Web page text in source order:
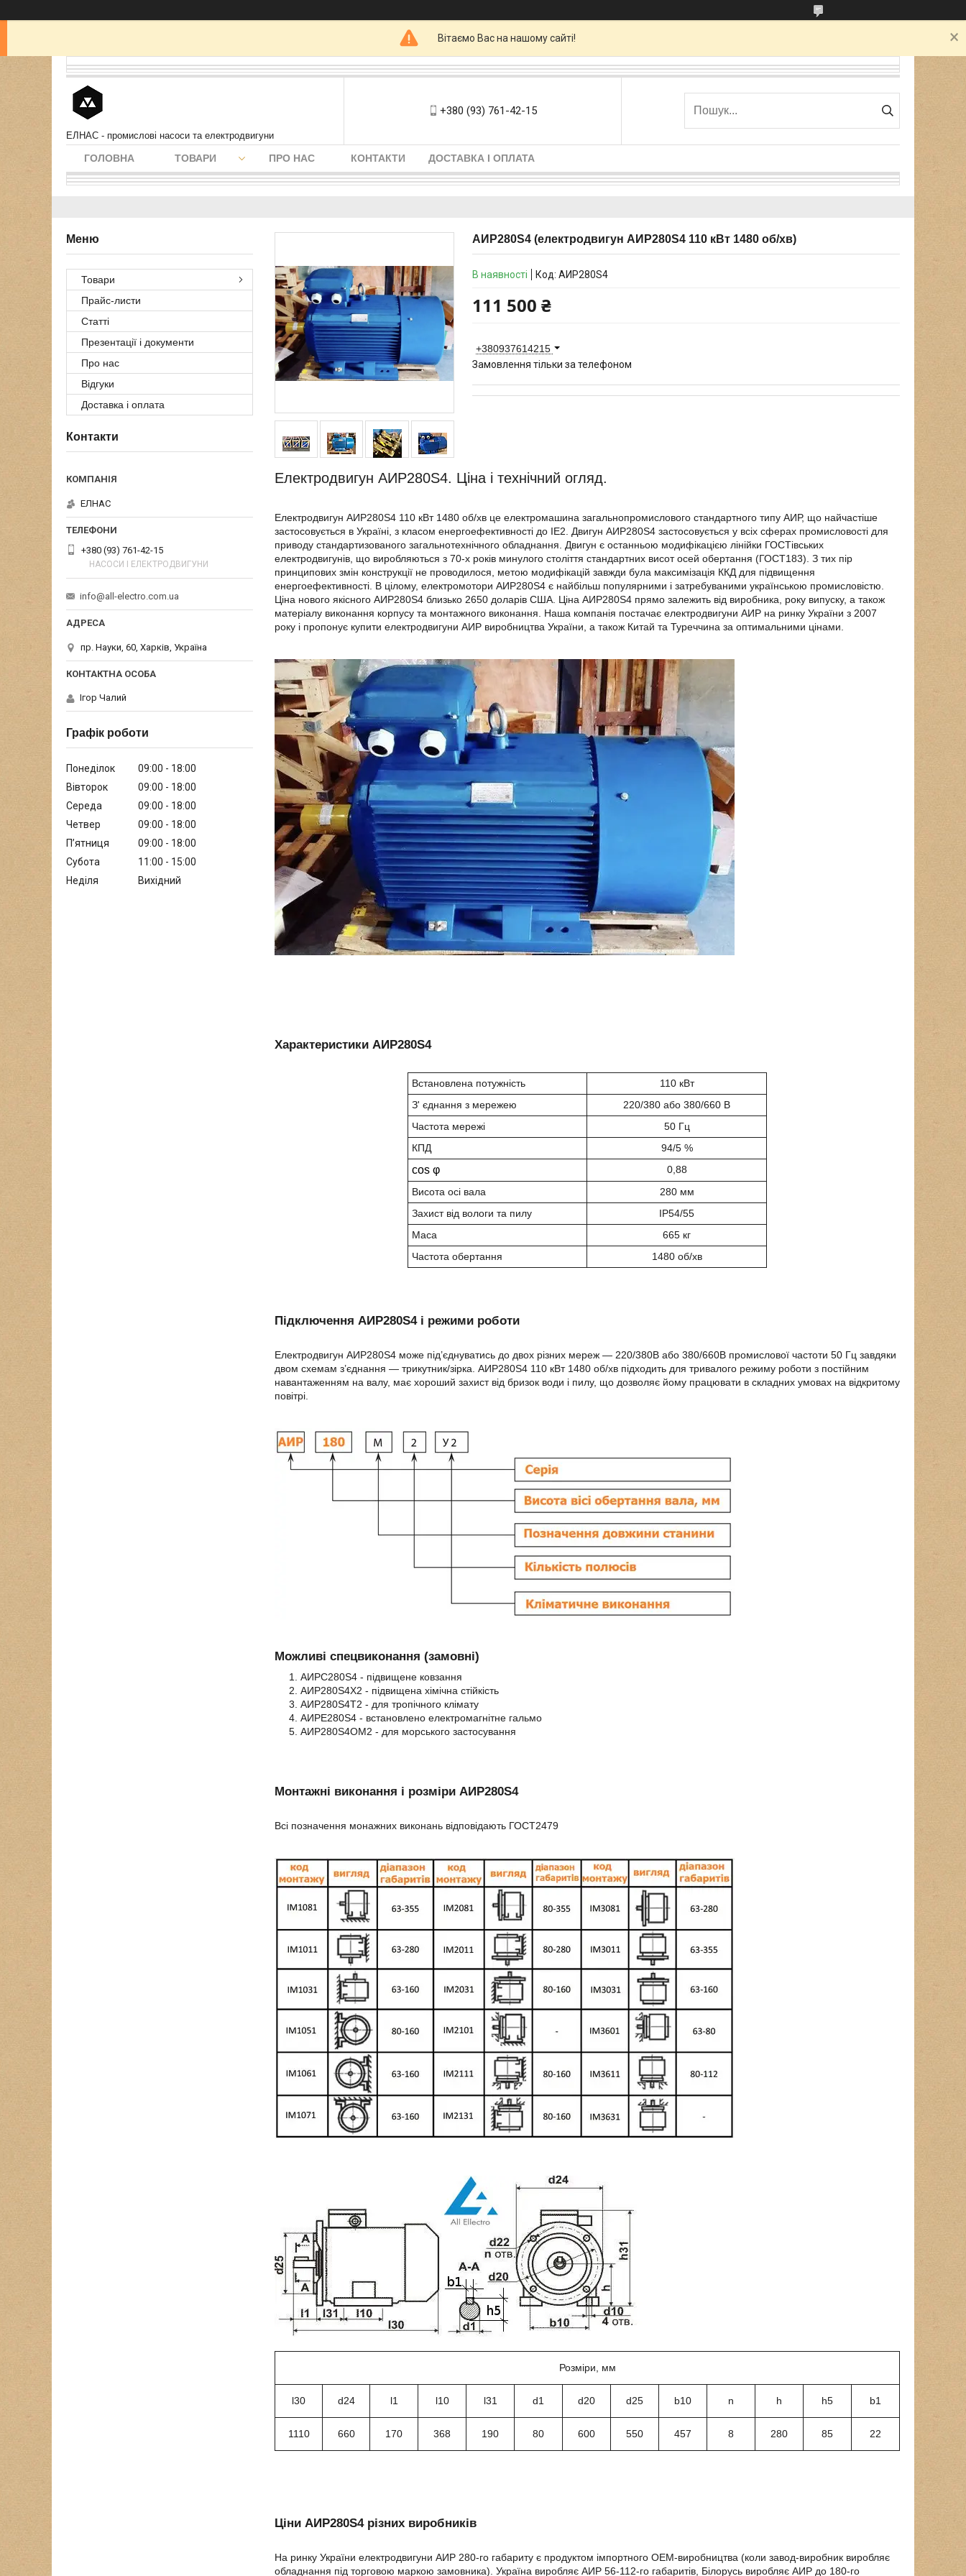
Вітаємо Вас на нашому сайті!
ЕЛНАС - промислові насоси та електродвигуни
+380 (93) 761-42-15
ГОЛОВНА ТОВАРИ ПРО НАС КОНТАКТИ ДОСТАВКА І ОПЛАТА
АИР280S4 (електродвигун АИР280S4 110 кВт 1480 об/хв)
В наявності Код: АИР280S4
111 500 ₴
+380937614215
Замовлення тільки за телефоном
Електродвигун АИР280S4. Ціна і технічний огляд.
Електродвигун АИР280S4 110 кВт 1480 об/хв це електромашина загальнопромислового стандартного типу АИР, що найчастіше
застосовується в Україні, з класом енергоефективності до IE2. Двигун АИР280S4 застосовується у всіх сферах промисловості для
приводу стандартизованого загальнотехнічного обладнання. Двигун є останньою модифікацією лінійки ГОСТівських
електродвигунів, що виробляються з 70-х років минулого століття стандартних висот осей обертання (ГОСТ183). З тих пір
принципових змін конструкції не проводилося, метою модифікацій завжди була максимізація ККД для підвищення
енергоефективності. В цілому, електромотори АИР280S4 є найбільш популярними і затребуваними українською промисловістю.
Ціна нового якісного АИР280S4 близько 2650 доларів США. Ціна АИР280S4 прямо залежить від виробника, року випуску, а також
матеріалу виконання корпусу та монтажного виконання. Наша компанія постачає електродвигуни АИР на ринку України з 2007
року і пропонує купити електродвигуни АИР виробництва України, а також Китай та Туреччина за оптимальними цінами.
Характеристики АИР280S4
Встановлена потужність
110 кВт
З' єднання з мережею
220/380 або 380/660 В
Частота мережі
50 Гц
КПД
94/5 %
cos φ
0,88
Висота осі вала
280 мм
Захист від вологи та пилу
IP54/55
Маса
665 кг
Частота обертання
1480 об/хв
Підключення АИР280S4 і режими роботи
Електродвигун АИР280S4 може під’єднуватись до двох різних мереж — 220/380В або 380/660В промислової частоти 50 Гц завдяки
двом схемам з’єднання — трикутник/зірка. АИР280S4 110 кВт 1480 об/хв підходить для тривалого режиму роботи з постійним
навантаженням на валу, має хороший захист від бризок води і пилу, що дозволяє йому працювати в складних умовах на відкритому
повітрі.
Можливі спецвиконання (замовні)
АИРС280S4 - підвищене ковзання
АИР280S4Х2 - підвищена хімічна стійкість
АИР280S4Т2 - для тропічного клімату
АИРЕ280S4 - встановлено електромагнітне гальмо
АИР280S4ОМ2 - для морського застосування
Монтажні виконання і розміри АИР280S4
Всі позначення монажних виконань відповідають ГОСТ2479
Розміри, мм
l30 d24 l1 l10 l31 d1 d20 d25 b10 n h h5 b1
1110 660 170 368 190 80 600 550 457 8 280 85 22
Ціни АИР280S4 різних виробників
На ринку України електродвигуни АИР 280-го габариту є продуктом імпортного ОЕМ-виробництва (коли завод-виробник виробляє
обладнання під торговою маркою замовника). Україна виробляє АИР 56-112-го габаритів, Білорусь виробляє АИР до 180-го
Товари
Прайс-листи
Статті
Презентації і документи
Про нас
Відгуки
Доставка і оплата
Контакти
ЕЛНАС
+380 (93) 761-42-15
НАСОСИ І ЕЛЕКТРОДВИГУНИ
info@all-electro.com.ua
пр. Науки, 60, Харків, Україна
Ігор Чалий
Графік роботи
Понеділок 09:00
18:00
Вівторок
09:00
18:00
Середа
09:00
18:00
Четвер
09:00
18:00
Пʼятниця
09:00
18:00
Субота
11:00
15:00
Неділя
Вихідний